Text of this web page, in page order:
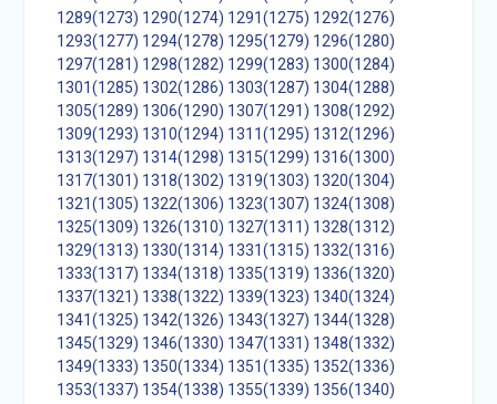
1289(1273) 1290(1274) 1291(1275) 1292(1276)
1293(1277) 1294(1278) 1295(1279) 1296(1280)
1297(1281) 1298(1282) 1299(1283) 1300(1284)
1301(1285) 1302(1286) 1303(1287) 1304(1288)
1305(1289) 1306(1290) 1307(1291) 1308(1292)
1309(1293) 1310(1294) 1311(1295) 1312(1296)
1313(1297) 1314(1298) 1315(1299) 1316(1300)
1317(1301) 1318(1302) 1319(1303) 1320(1304)
1321(1305) 1322(1306) 1323(1307) 1324(1308)
1325(1309) 1326(1310) 1327(1311) 1328(1312)
1329(1313) 1330(1314) 1331(1315) 1332(1316)
1333(1317) 1334(1318) 1335(1319) 1336(1320)
1337(1321) 1338(1322) 1339(1323) 1340(1324)
1341(1325) 1342(1326) 1343(1327) 1344(1328)
1345(1329) 1346(1330) 1347(1331) 1348(1332)
1349(1333) 1350(1334) 1351(1335) 1352(1336)
1353(1337) 1354(1338) 1355(1339) 1356(1340)